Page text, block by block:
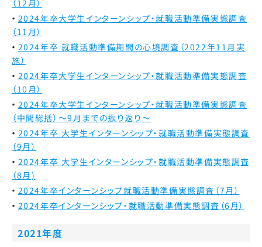
（12月）
2024年卒大学生インターンシップ・就職活動準備実態調査
（11月）
2024年卒 就職活動準備期間の心境調査（2022年11月実
施）
2024年卒大学生インターンシップ・就職活動準備実態調査
（10月）
2024年卒大学生インターンシップ・就職活動準備実態調査
（中間総括）～9月までの振り返り～
2024年卒 大学生インターンシップ・就職活動準備実態調査
（9月）
2024年卒 大学生インターンシップ・就職活動準備実態調査
（8月)
2024年卒インターンシップ就職活動準備実態調査（7月）
2024年卒インターンシップ・就職活動準備実態調査（6月）
2021年度